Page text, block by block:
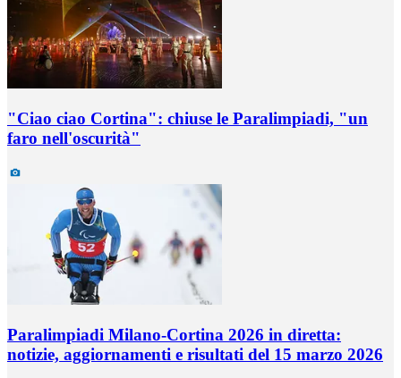
"Ciao ciao Cortina": chiuse le Paralimpiadi, "un
faro nell'oscurità"
Paralimpiadi Milano-Cortina 2026 in diretta:
notizie, aggiornamenti e risultati del 15 marzo 2026